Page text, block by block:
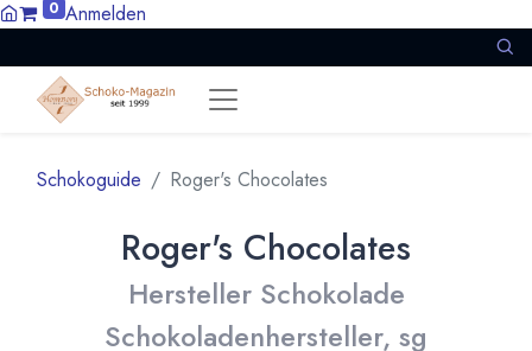
0 Anmelden
Schokoguide Roger's Chocolates
Roger's Chocolates
Hersteller Schokolade
Schokoladenhersteller, sg